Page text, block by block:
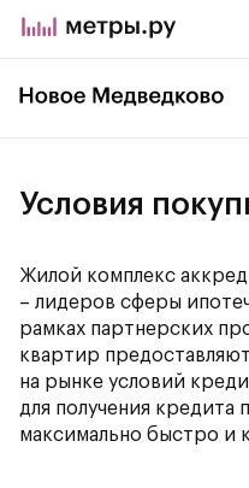
Условия
Жилой комплекс
– лидеров сферы
рамках партнерских
квартир
на рынке условий
для получения
максимально быстро и